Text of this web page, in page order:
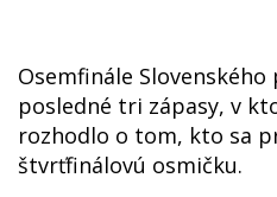
Osemfinále
posledné tri zápasy, v
rozhodlo o tom, kto sa
štvrťfinálovú osmičku.